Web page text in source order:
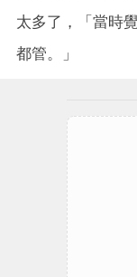
太多了，「當時
都管。」